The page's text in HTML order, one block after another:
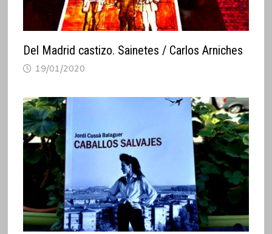
Del Madrid castizo. Sainetes / Carlos Arniches
19/01/2020